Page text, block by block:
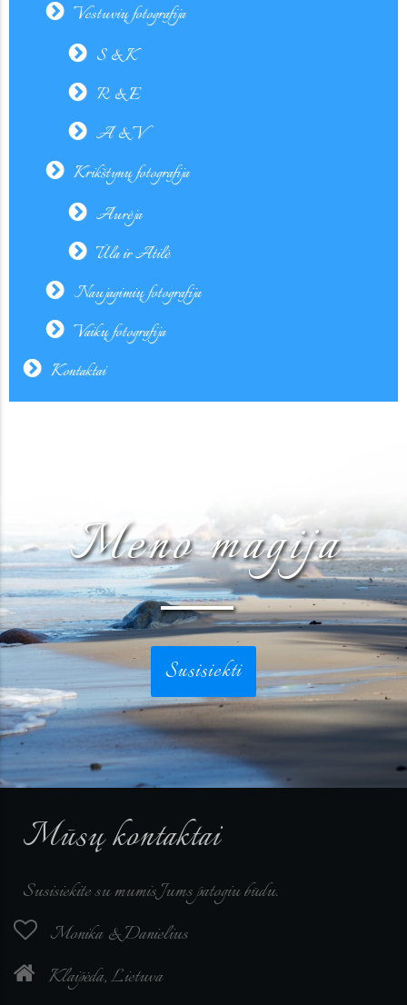
Vestuvių fotografija
S & K
R & E
A & V
Krikštynų fotografija
Aurėja
Ūla ir Atilė
Naujagimių fotografija
Vaikų fotografija
Kontaktai
Meno magija
Susisiekti
Mūsų kontaktai
Susisiekite su mumis Jums patogiu būdu.
Monika & Danielius
Klaipėda, Lietuva